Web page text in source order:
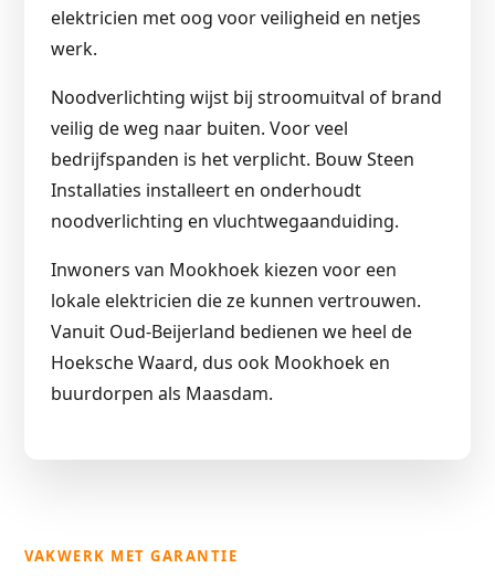
elektricien met oog voor veiligheid en netjes
werk.
Noodverlichting wijst bij stroomuitval of brand
veilig de weg naar buiten. Voor veel
bedrijfspanden is het verplicht. Bouw Steen
Installaties installeert en onderhoudt
noodverlichting en vluchtwegaanduiding.
Inwoners van Mookhoek kiezen voor een
lokale elektricien die ze kunnen vertrouwen.
Vanuit Oud-Beijerland bedienen we heel de
Hoeksche Waard, dus ook Mookhoek en
buurdorpen als Maasdam.
VAKWERK MET GARANTIE